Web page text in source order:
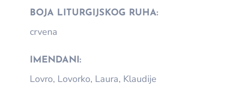
BOJA LITURGIJSKOG RUHA:
crvena
IMENDANI:
Lovro, Lovorko, Laura, Klaudije